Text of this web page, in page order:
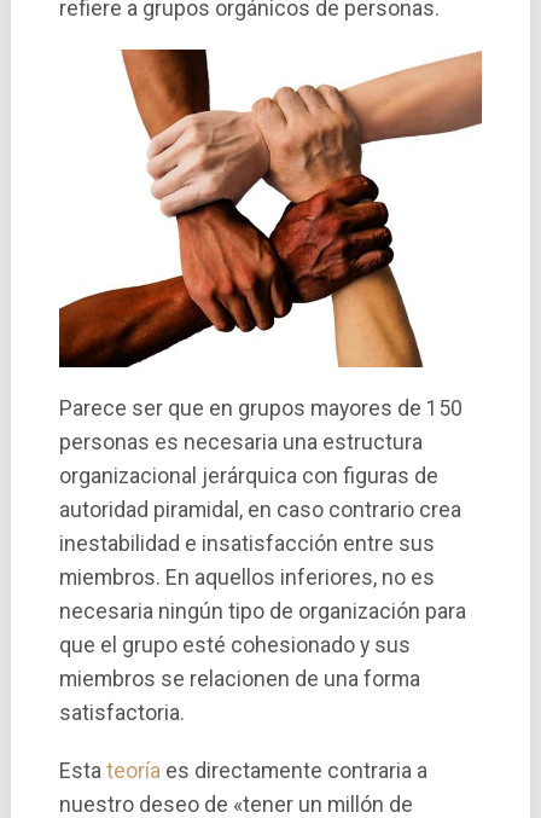
refiere a grupos orgánicos de personas.
Parece ser que en grupos mayores de 150
personas es necesaria una estructura
organizacional jerárquica con figuras de
autoridad piramidal, en caso contrario crea
inestabilidad e insatisfacción entre sus
miembros. En aquellos inferiores, no es
necesaria ningún tipo de organización para
que el grupo esté cohesionado y sus
miembros se relacionen de una forma
satisfactoria.
Esta teorí­a es directamente contraria a
nuestro deseo de «tener un millón de